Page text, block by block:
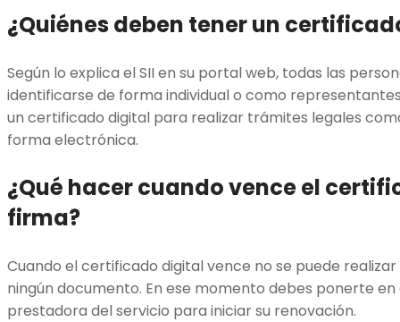
¿Quiénes deben tener un
Según lo explica el SII en su portal web, todas las
identificarse de forma individual o como
un certificado digital para realizar trámites legales
forma electrónica.
¿Qué hacer cuando vence el
firma?
Cuando el certificado digital vence no se puede
ningún documento. En ese momento debes ponerte
prestadora del servicio para iniciar su renovación.